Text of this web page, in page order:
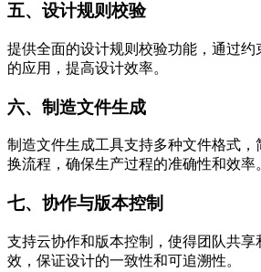
五、设计规则校验
提供全面的设计规则校验功能，通过
的应用，提高设计效率。
六、制造文件生成
制造文件生成工具支持多种文件格式
换流程，确保生产过程的准确性和效率
七、协作与版本控制
支持云协作和版本控制，使得团队
效，保证设计的一致性和可追溯性。